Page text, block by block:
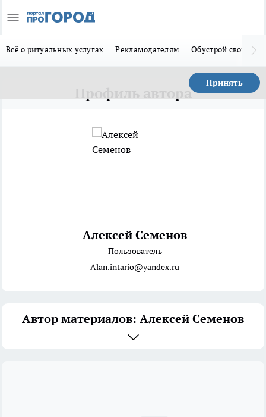
Всё о ритуальных услугах Рекламодателям Обустрой свой дом
Принять
Профиль автора
Алексей Семенов
Пользователь
Alan.intario@yandex.ru
Автор материалов: Алексей Семенов